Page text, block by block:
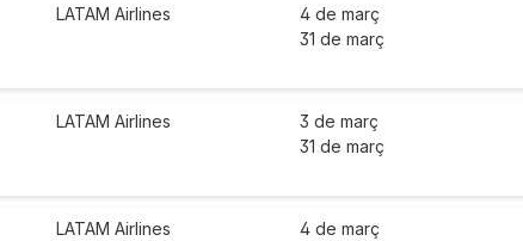
LATAM Airlines
4 de març
31 de març
LATAM Airlines
3 de març
31 de març
LATAM Airlines
4 de març